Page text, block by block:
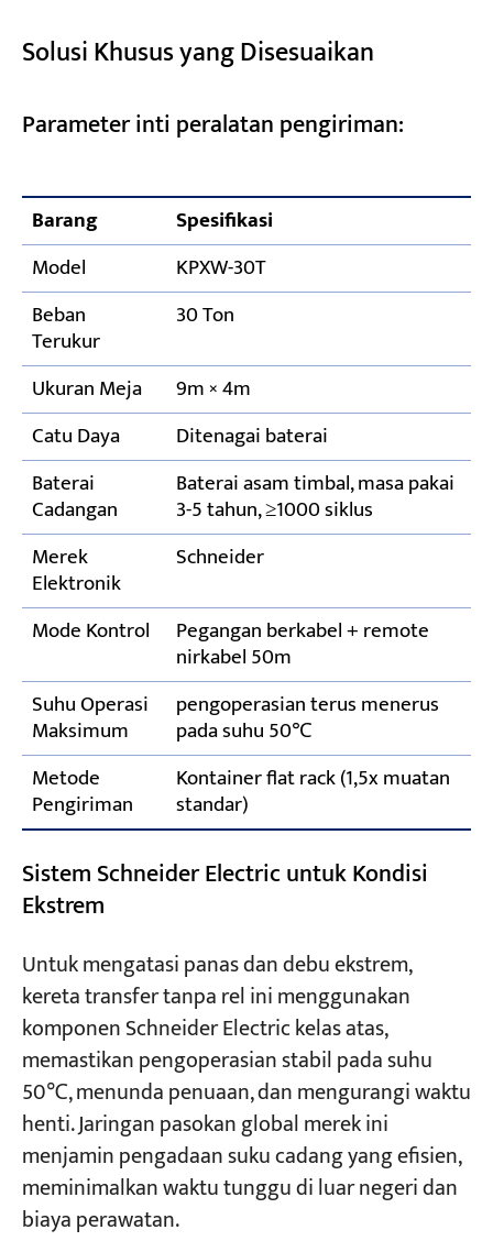
Solusi Khusus yang Disesuaikan
Parameter inti peralatan pengiriman:
Barang
Spesifikasi
Model
KPXW-30T
Beban
Terukur
30 Ton
Ukuran Meja
9m × 4m
Catu Daya
Ditenagai baterai
Baterai
Cadangan
Baterai asam timbal, masa pakai
3-5 tahun, ≥1000 siklus
Merek
Elektronik
Schneider
Mode Kontrol Pegangan berkabel + remote
nirkabel 50m
Suhu Operasi
Maksimum
pengoperasian terus menerus
pada suhu 50℃
Metode
Pengiriman
Kontainer flat rack (1,5x muatan
standar)
Sistem Schneider Electric untuk Kondisi
Ekstrem
Untuk mengatasi panas dan debu ekstrem,
kereta transfer tanpa rel ini menggunakan
komponen Schneider Electric kelas atas,
memastikan pengoperasian stabil pada suhu
50℃, menunda penuaan, dan mengurangi waktu
henti. Jaringan pasokan global merek ini
menjamin pengadaan suku cadang yang efisien,
meminimalkan waktu tunggu di luar negeri dan
biaya perawatan.